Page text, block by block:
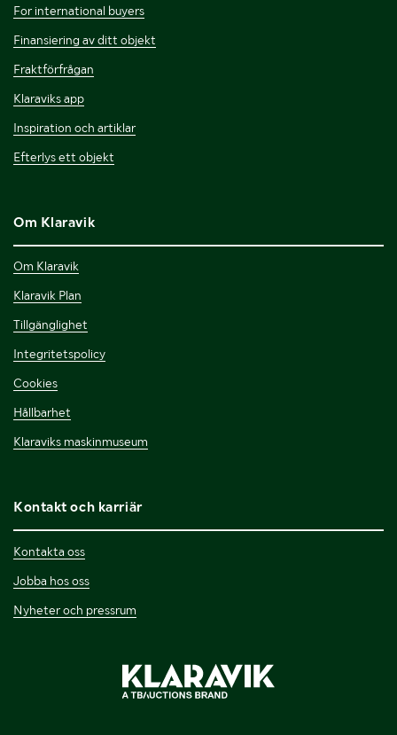
For international buyers
Finansiering av ditt objekt
Fraktförfrågan
Klaraviks app
Inspiration och artiklar
Efterlys ett objekt
Om Klaravik
Om Klaravik
Klaravik Plan
Tillgänglighet
Integritetspolicy
Cookies
Hållbarhet
Klaraviks maskinmuseum
Kontakt och karriär
Kontakta oss
Jobba hos oss
Nyheter och pressrum